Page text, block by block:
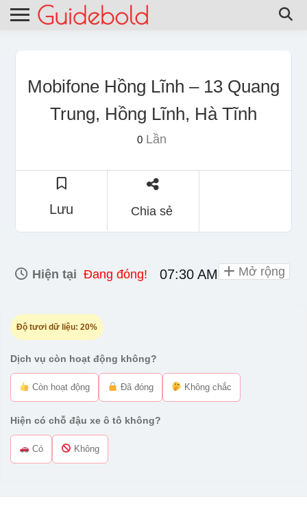
Mobifone Hồng Lĩnh – 13 Quang
Trung, Hồng Lĩnh, Hà Tĩnh
0Lần
Lưu Chia sẻ
Hiện tại Đang đóng! 07:30 AM - 06:00 PM
Độ tươi dữ liệu: 20%
Dịch vụ còn hoạt động không?
Còn hoạt động Đã đóng Không chắc
Hiện có chỗ đậu xe ô tô không?
Có Không
Mở rộng